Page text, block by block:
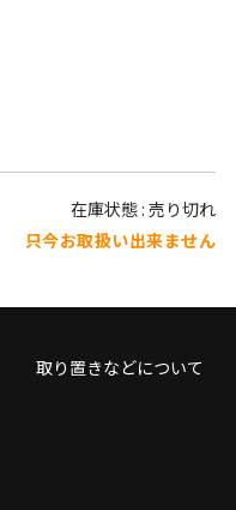
在庫状態 : 売り切れ
只今お取扱い出来ません
取り置きなどについて